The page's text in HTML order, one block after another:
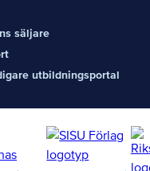
säljare
utbildningsportal